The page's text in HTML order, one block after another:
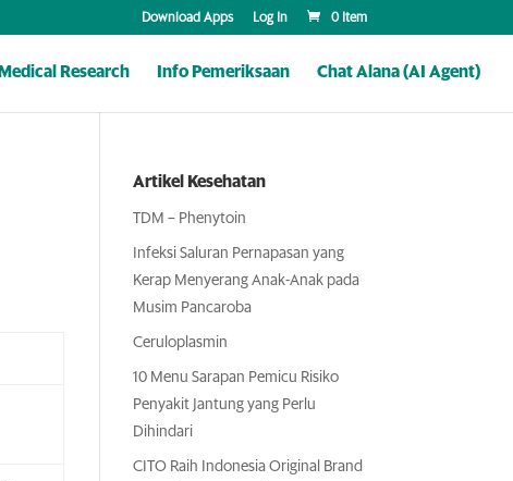
Download Apps Log In 0 Item
Medical Research Info Pemeriksaan Chat Alana (AI Agent)
Artikel Kesehatan
TDM – Phenytoin
Infeksi Saluran Pernapasan yang
Kerap Menyerang Anak-Anak pada
Musim Pancaroba
Ceruloplasmin
10 Menu Sarapan Pemicu Risiko
Penyakit Jantung yang Perlu
Dihindari
CITO Raih Indonesia Original Brand